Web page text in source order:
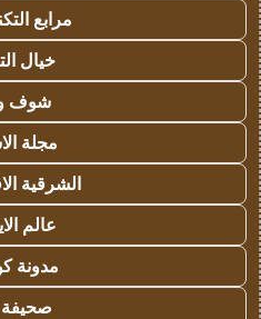
مرابع
خيال
شوف
مجلة
الشرقية
عالم
مدونة
صحيفة